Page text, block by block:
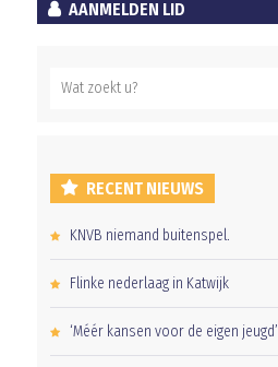
AANMELDEN LID
RECENT NIEUWS
KNVB niemand buitenspel.
Flinke nederlaag in Katwijk
‘Méér kansen voor de eigen jeugd’